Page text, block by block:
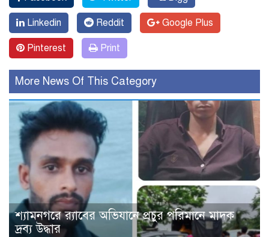
Linkedin Reddit Google Plus
Pinterest Print
More News Of This Category
শ্যামনগরে র‍্যাবের অভিযানে প্রচুর পরিমানে মাদক
দ্রব্য উদ্ধার